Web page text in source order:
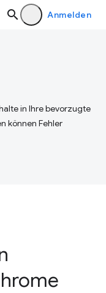
Anmelden
in Ihre bevorzugte
können Fehler